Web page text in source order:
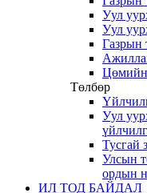
Уул
Уул
Газрын
Цөмийн
Төлбөр
Уул
Тусгай
Улсын
ордын
ИЛ ТОД БАЙДАЛ